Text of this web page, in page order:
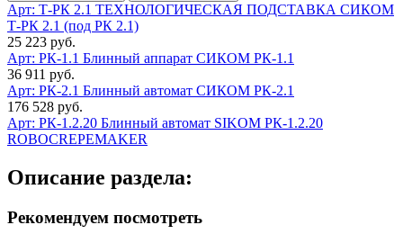
Арт: Т-РК 2.1 ТЕХНОЛОГИЧЕСКАЯ ПОДСТАВКА СИКОМ
Т-РК 2.1 (под РК 2.1)
25 223 руб.
Арт: РК-1.1 Блинный аппарат СИКОМ РК-1.1
36 911 руб.
Арт: РК-2.1 Блинный автомат СИКОМ РК-2.1
176 528 руб.
Арт: РК-1.2.20 Блинный автомат SIKOM РК-1.2.20
ROBOCREPEMAKER
Описание раздела:
Рекомендуем посмотреть